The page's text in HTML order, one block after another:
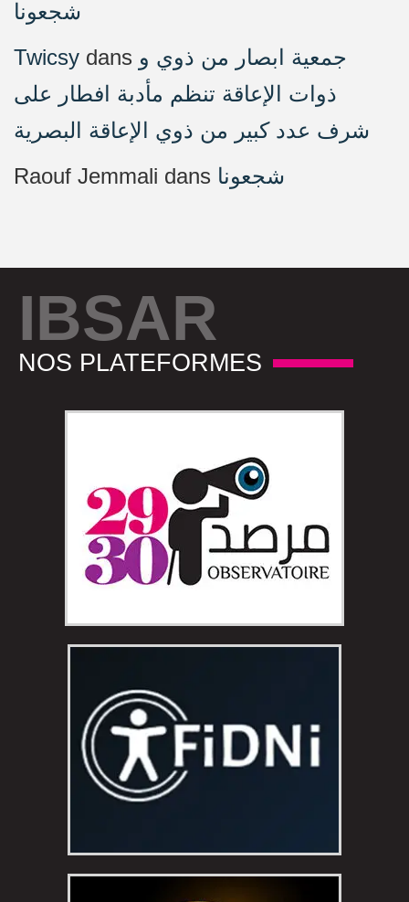
شجعونا
Twicsy dans جمعية ابصار من ذوي و
ذوات الإعاقة تنظم مأدبة افطار على
شرف عدد كبير من ذوي الإعاقة البصرية
Raouf Jemmali dans شجعونا
IBSAR
NOS PLATEFORMES